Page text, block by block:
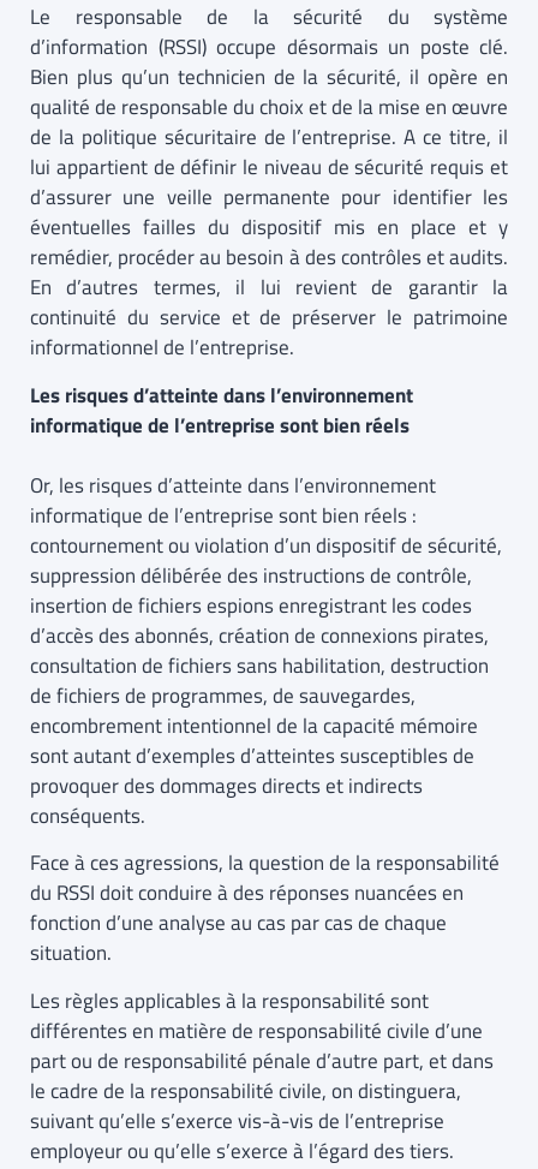
Le responsable de la sécurité du système
d’information (RSSI) occupe désormais un poste clé.
Bien plus qu’un technicien de la sécurité, il opère en
qualité de responsable du choix et de la mise en œuvre
de la politique sécuritaire de l’entreprise. A ce titre, il
lui appartient de définir le niveau de sécurité requis et
d’assurer une veille permanente pour identifier les
éventuelles failles du dispositif mis en place et y
remédier, procéder au besoin à des contrôles et audits.
En d’autres termes, il lui revient de garantir la
continuité du service et de préserver le patrimoine
informationnel de l’entreprise.
Les risques d’atteinte dans l’environnement
informatique de l’entreprise sont bien réels
Or, les risques d’atteinte dans l’environnement
informatique de l’entreprise sont bien réels :
contournement ou violation d’un dispositif de sécurité,
suppression délibérée des instructions de contrôle,
insertion de fichiers espions enregistrant les codes
d’accès des abonnés, création de connexions pirates,
consultation de fichiers sans habilitation, destruction
de fichiers de programmes, de sauvegardes,
encombrement intentionnel de la capacité mémoire
sont autant d’exemples d’atteintes susceptibles de
provoquer des dommages directs et indirects
conséquents.
Face à ces agressions, la question de la responsabilité
du RSSI doit conduire à des réponses nuancées en
fonction d’une analyse au cas par cas de chaque
situation.
Les règles applicables à la responsabilité sont
différentes en matière de responsabilité civile d’une
part ou de responsabilité pénale d’autre part, et dans
le cadre de la responsabilité civile, on distinguera,
suivant qu’elle s’exerce vis-à-vis de l’entreprise
employeur ou qu’elle s’exerce à l’égard des tiers.